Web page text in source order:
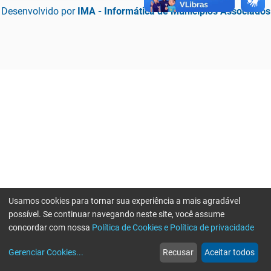
Desenvolvido por IMA - Informática de Municípios Associados
web
Notícias
more_horiz
Mais
Usamos cookies para tornar sua experiência a mais agradável
possível. Se continuar navegando neste site, você assume
concordar com nossa Política de Cookies e Política de privacidade
Gerenciar Cookies... Recusar Aceitar todos
Erro ao enviar informações, por favor tente novamente